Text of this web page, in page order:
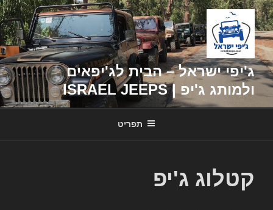
דילוג
לתוכן
ג'יפי ישראל – הבית לג'יפאים
ולמותג ג'יפ | ISRAEL JEEPS
תפריט
קטלוג ג'יפ